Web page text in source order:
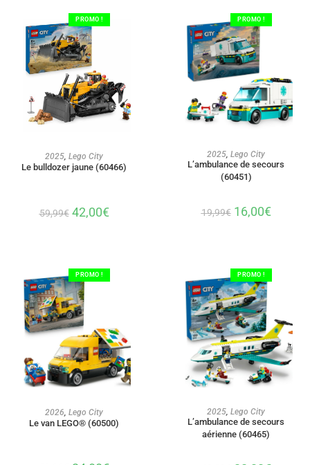
PROMO !
AJOUTER AU PANIER
2025 Lego City
Le bulldozer jaune (60466)
59,99€ 42,00€
PROMO !
AJOUTER AU PANIER
2025 Lego City
L’ambulance de secours
(60451)
19,99€ 16,00€
PROMO !
AJOUTER AU PANIER
2026 Lego City
Le van LEGO® (60500)
PROMO !
AJOUTER AU PANIER
2025, Lego City
L’ambulance de secours
aérienne (60465)